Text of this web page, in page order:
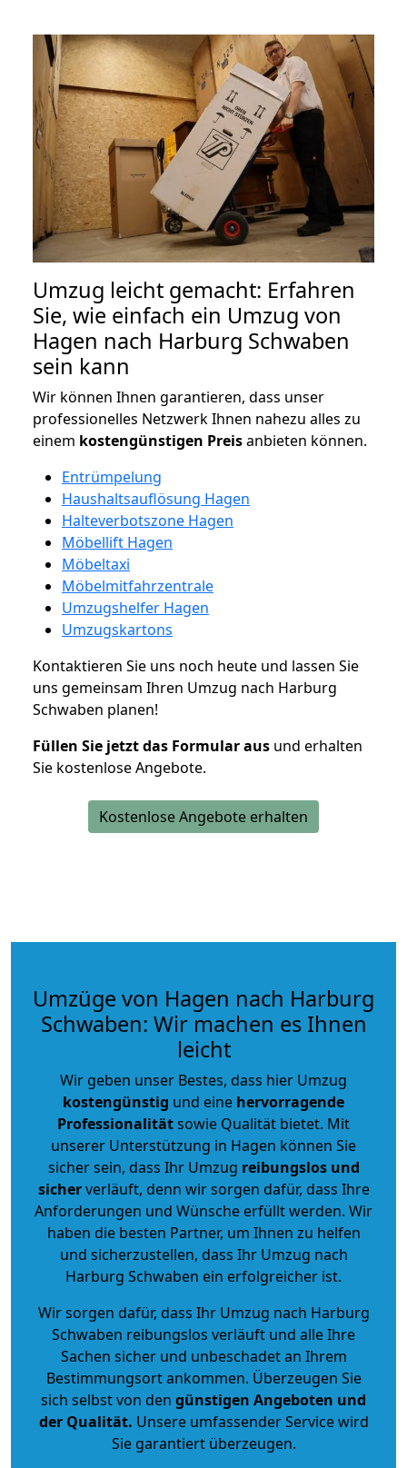
Umzug leicht gemacht: Erfahren
Sie, wie einfach ein Umzug von
Hagen nach Harburg Schwaben
sein kann
Wir können Ihnen garantieren, dass unser
professionelles Netzwerk Ihnen nahezu alles zu
einem kostengünstigen Preisanbieten können.
Entrümpelung
Haushaltsauflösung Hagen
Halteverbotszone Hagen
Möbellift Hagen
Möbeltaxi
Möbelmitfahrzentrale
Umzugshelfer Hagen
Umzugskartons
Kontaktieren Sie uns noch heute und lassen Sie
uns gemeinsam Ihren Umzug nach Harburg
Schwaben planen!
Füllen Sie jetzt das Formular aus und erhalten
Sie kostenlose Angebote.
Kostenlose Angebote erhalten
Umzüge von Hagen nach Harburg
Schwaben: Wir machen es Ihnen
leicht
Wir geben unser Bestes, dass hier Umzug
kostengünstig und eine hervorragende
Professionalitätsowie Qualität bietet. Mit
unserer Unterstützung in Hagen können Sie
sicher sein, dass Ihr Umzug reibungslos und
sicherverläuft, denn wir sorgen dafür, dass Ihre
Anforderungen und Wünsche erfüllt werden. Wir
haben die besten Partner, um Ihnen zu helfen
und sicherzustellen, dass Ihr Umzug nach
Harburg Schwaben ein erfolgreicher ist.
Wir sorgen dafür, dass Ihr Umzug nach Harburg
Schwaben reibungslos verläuft und alle Ihre
Sachen sicher und unbeschadet an Ihrem
Bestimmungsort ankommen. Überzeugen Sie
sich selbst von den günstigen Angeboten und
der Qualität. Unsere umfassender Service wird
Sie garantiert überzeugen.